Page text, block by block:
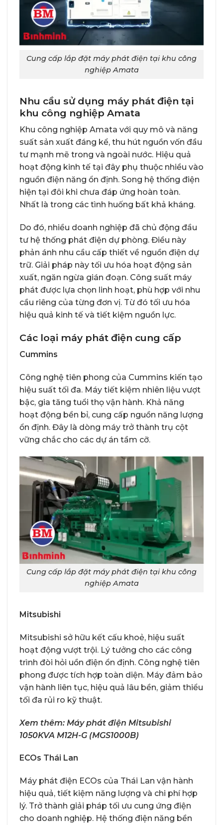
Cung cấp lắp đặt máy phát điện tại khu công
nghiệp Amata
Nhu cầu sử dụng máy phát điện tại
khu công nghiệp Amata
Khu công nghiệp Amata với quy mô và năng
suất sản xuất đáng kể, thu hút nguồn vốn đầu
tư mạnh mẽ trong và ngoài nước. Hiệu quả
hoạt động kinh tế tại đây phụ thuộc nhiều vào
nguồn điện năng ổn định. Song hệ thống điện
hiện tại đôi khi chưa đáp ứng hoàn toàn.
Nhất là trong các tình huống bất khả kháng.
Do đó, nhiều doanh nghiệp đã chủ động đầu
tư hệ thống phát điện dự phòng. Điều này
phản ánh nhu cầu cấp thiết về nguồn điện dự
trữ. Giải pháp này tối ưu hóa hoạt động sản
xuất, ngăn ngừa gián đoạn. Công suất máy
phát được lựa chọn linh hoạt, phù hợp với nhu
cầu riêng của từng đơn vị. Từ đó tối ưu hóa
hiệu quả kinh tế và tiết kiệm nguồn lực.
Các loại máy phát điện cung cấp
Cummins
Công nghệ tiên phong của Cummins kiến tạo
hiệu suất tối đa. Máy tiết kiệm nhiên liệu vượt
bậc, gia tăng tuổi thọ vận hành. Khả năng
hoạt động bền bỉ, cung cấp nguồn năng lượng
ổn định. Đây là dòng máy trở thành trụ cột
vững chắc cho các dự án tầm cỡ.
Cung cấp lắp đặt máy phát điện tại khu công
nghiệp Amata
Mitsubishi
Mitsubishi sở hữu kết cấu khoẻ, hiệu suất
hoạt động vượt trội. Lý tưởng cho các công
trình đòi hỏi uồn điện ổn định. Công nghệ tiên
phong được tích hợp toàn diện. Máy đảm bảo
vận hành liên tục, hiệu quả lâu bền, giảm thiểu
tối đa rủi ro kỹ thuật.
Xem thêm: Máy phát điện Mitsubishi
1050KVA M12H-G (MGS1000B)
ECOs Thái Lan
Máy phát điện ECOs của Thái Lan vận hành
hiệu quả, tiết kiệm năng lượng và chi phí hợp
lý. Trở thành giải pháp tối ưu cung ứng điện
cho doanh nghiệp. Hệ thống điện năng bền